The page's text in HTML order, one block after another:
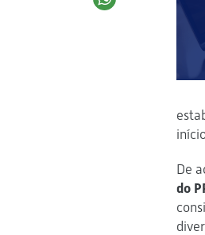
De
do